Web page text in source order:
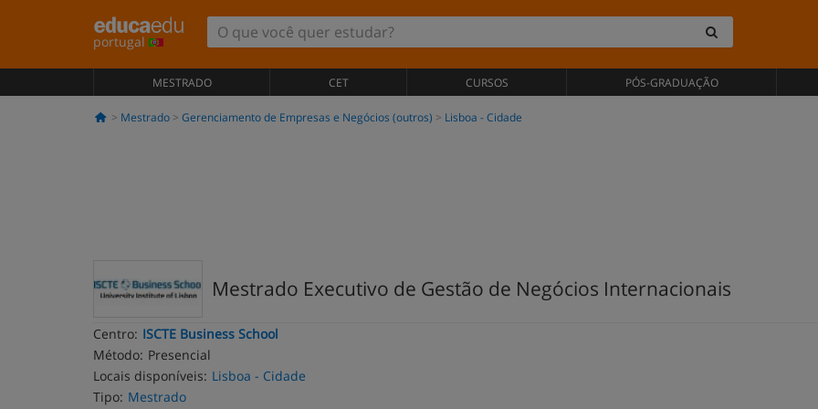
portugal
MESTRADO CET CURSOS PÓS-GRADUAÇÃO
Mestrado Gerenciamento de Empresas e Negócios (outros) Lisboa - Cidade
Mestrado Executivo de Gestão de Negócios Internacionais
Centro: ISCTE Business School
Método: Presencial
Locais disponíveis: Lisboa - Cidade
Tipo: Mestrado